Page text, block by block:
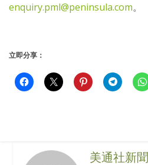
enquiry.pml@peninsula.com。
立即分享：
美通社新聞